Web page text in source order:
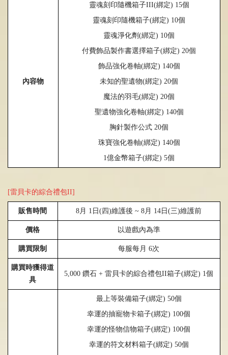
內容物
靈魂刻印隨機箱子III(綁定) 15個
靈魂刻印隨機箱子(綁定) 10個
靈魂淨化劑(綁定) 10個
付費飾品製作書選擇箱子(綁定) 20個
飾品強化卷軸(綁定) 140個
未知的聖遺物(綁定) 20個
魔法的羽毛(綁定) 20個
聖遺物強化卷軸(綁定) 140個
胸針製作公式 20個
珠寶強化卷軸(綁定) 140個
1億金幣箱子(綁定) 5個
[雷貝卡的綜合禮包II]
販售時間 8 月 1 日(四)維護後~ 8 月 14 日(三)維護前
價格 以遊戲內為準
購買限制 每服每月 6次
購買時獲得道
具
5,000鑽石+雷貝卡的綜合禮包II箱子(綁定) 1個
最上等裝備箱子(綁定) 50個
幸運的抽寵物卡箱子(綁定) 100個
幸運的怪物信物箱子(綁定) 100個
幸運的符文材料箱子(綁定) 50個